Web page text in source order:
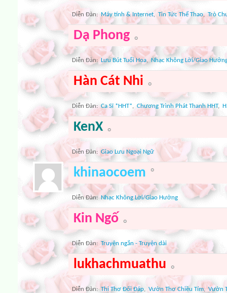
Diễn Ðàn: Máy tính & Internet, Tin Tức Thể Thao, Trò
Dạ Phong
Diễn Ðàn: Lưu Bút Tuổi Hoa, Nhạc Không Lời/Giao
Hàn Cát Nhi
Diễn Ðàn: Ca Sĩ *HHT* Chương Trình Phát Thanh HHT,
KenX
Diễn Ðàn: Giao Lưu Ngoại Ngữ
khinaocoem
Diễn Ðàn: Nhạc Không Lời/Giao Hưởng
Kin Ngố
Diễn Ðàn: Truyện ngắn - Truyện dài
lukhachmuathu
Diễn Ðàn: Thi Thơ Đối Đáp, Vườn Thơ Chiều Tím, Vườn